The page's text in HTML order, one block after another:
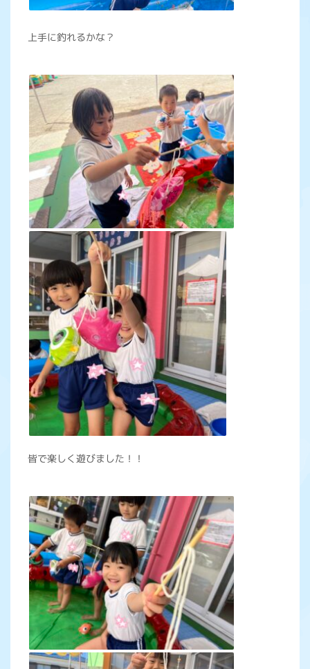
上手に釣れるかな？
皆で楽しく遊びました！！